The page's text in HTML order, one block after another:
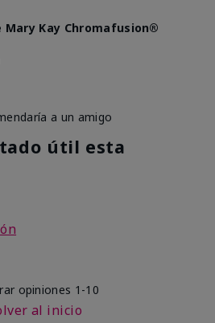
Mary Kay Chromafusion®
a un amigo
útil esta
opiniones 1-10
al inicio